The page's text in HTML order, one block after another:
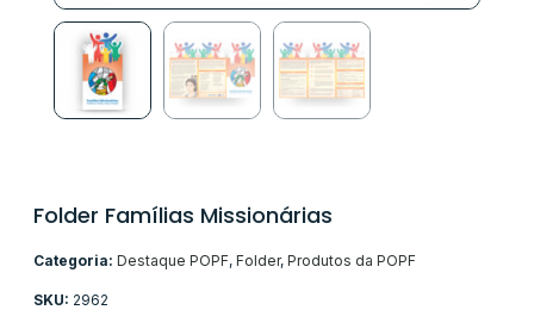
Folder Famílias Missionárias
Categoria: Destaque POPF, Folder, Produtos da POPF
SKU: 2962